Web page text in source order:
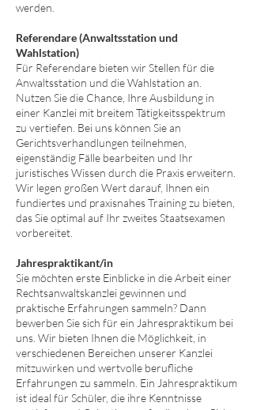
werden.
Referendare (Anwaltsstation und
Wahlstation)
Für Referendare bieten wir Stellen für die
Anwaltsstation und die Wahlstation an.
Nutzen Sie die Chance, Ihre Ausbildung in
einer Kanzlei mit breitem Tätigkeitsspektrum
zu vertiefen. Bei uns können Sie an
Gerichtsverhandlungen teilnehmen,
eigenständig Fälle bearbeiten und Ihr
juristisches Wissen durch die Praxis erweitern.
Wir legen großen Wert darauf, Ihnen ein
fundiertes und praxisnahes Training zu bieten,
das Sie optimal auf Ihr zweites Staatsexamen
vorbereitet.
Jahrespraktikant/in
Sie möchten erste Einblicke in die Arbeit einer
Rechtsanwaltskanzlei gewinnen und
praktische Erfahrungen sammeln? Dann
bewerben Sie sich für ein Jahrespraktikum bei
uns. Wir bieten Ihnen die Möglichkeit, in
verschiedenen Bereichen unserer Kanzlei
mitzuwirken und wertvolle berufliche
Erfahrungen zu sammeln. Ein Jahrespraktikum
ist ideal für Schüler, die ihre Kenntnisse